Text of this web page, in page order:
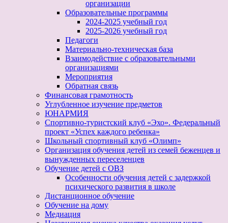
организации
Образовательные программы
2024-2025 учебный год
2025-2026 учебный год
Педагоги
Материально-техническая база
Взаимодействие с образовательными
организациями
Мероприятия
Обратная связь
Финансовая грамотность
Углубленное изучение предметов
ЮНАРМИЯ
Спортивно-туристский клуб «Эхо». Федеральный
проект «Успех каждого ребенка»
Школьный спортивный клуб «Олимп»
Организация обучения детей из семей беженцев и
вынужденных переселенцев
Обучение детей с ОВЗ
Особенности обучения детей с задержкой
психического развития в школе
Дистанционное обучение
Обучение на дому
Медиация